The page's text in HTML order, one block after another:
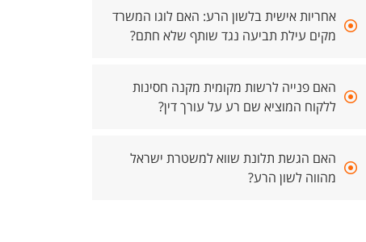
אחריות אישית בלשון הרע: האם לוגו המשרד
מקים עילת תביעה נגד שותף שלא חתם?
האם פנייה לרשות מקומית מקנה חסינות
ללקוח המוציא שם רע על עורך דין?
האם הגשת תלונת שווא למשטרת ישראל
מהווה לשון הרע?